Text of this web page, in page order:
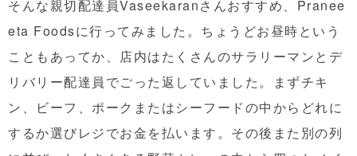
そんな親切配達員Vaseekaranさんおすすめ、Pranee
eta Foodsに行ってみました。ちょうどお昼時という
こともあってか、店内はたくさんのサラリーマンとデ
リバリー配達員でごった返していました。まずチキ
ン、ビーフ、ポークまたはシーフードの中からどれに
するか選びレジでお金を払います。その後また別の列